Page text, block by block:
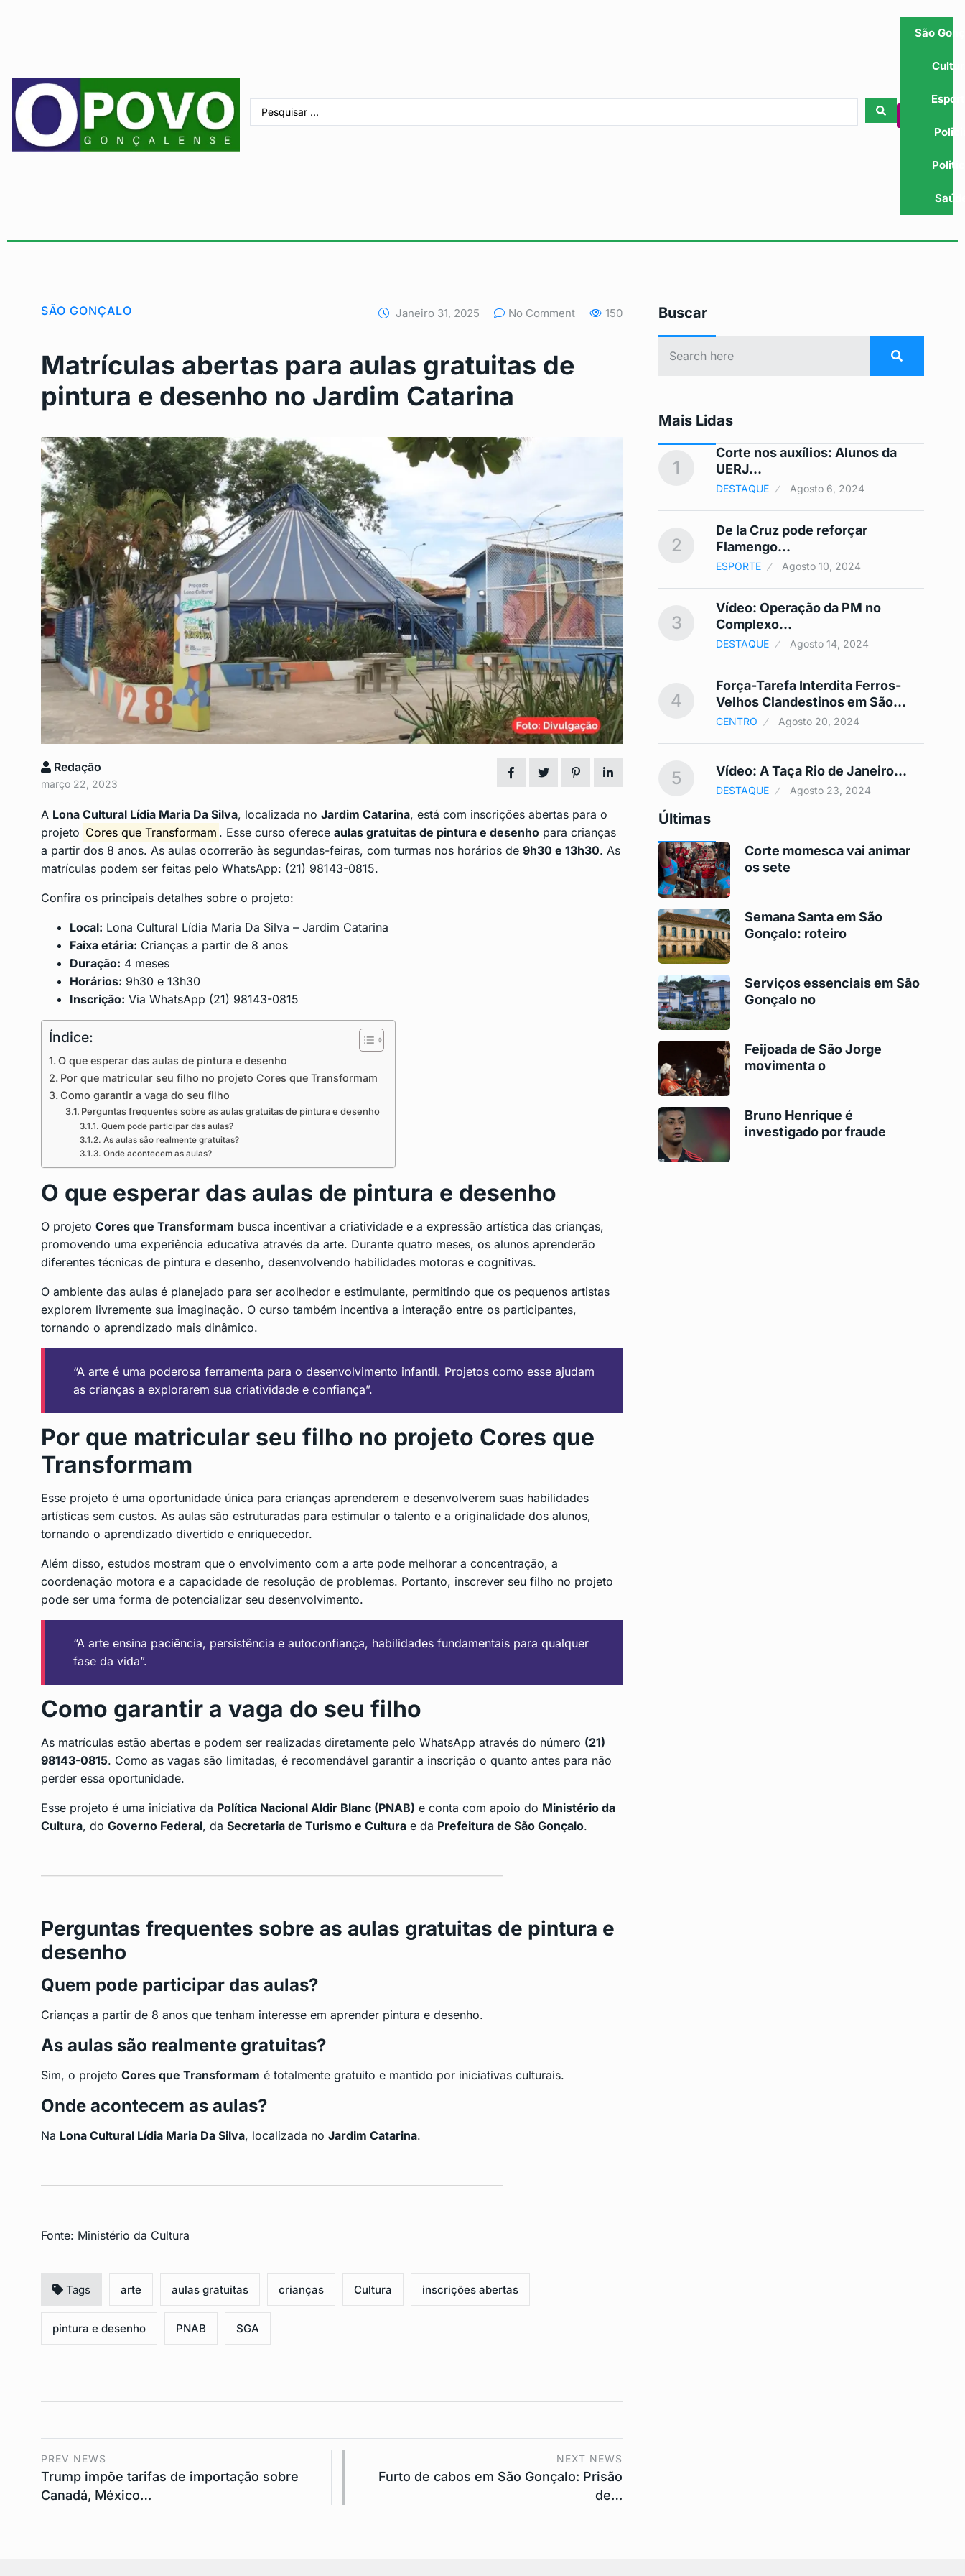
São
SÃO GONÇALO Janeiro 31, 2025 No Comment 150
Matrículas abertas para aulas gratuitas de
pintura e desenho no Jardim Catarina
Redação
março 22, 2023
A Lona Cultural Lídia Maria Da Silva, localizada no Jardim Catarina, está com inscrições abertas para o
projeto Cores que Transformam . Esse curso ofereceaulas gratuitas de pintura e desenho para crianças
a partir dos 8 anos. As aulas ocorrerão às segundas-feiras, com turmas nos horários de 9h30 e 13h30. As
matrículas podem ser feitas pelo WhatsApp: (21) 98143-0815.
Confira os principais detalhes sobre o projeto:
Local: Lona Cultural Lídia Maria Da Silva – Jardim Catarina
Faixa etária: Crianças a partir de 8 anos
Duração: 4 meses
Horários: 9h30 e 13h30
Inscrição: Via WhatsApp (21) 98143-0815
Índice:
O que esperar das aulas de pintura e desenho
Por que matricular seu filho no projeto Cores que Transformam
Como garantir a vaga do seu filho
Perguntas frequentes sobre as aulas gratuitas de pintura e desenho
Quem pode participar das aulas?
As aulas são realmente gratuitas?
Onde acontecem as aulas?
O que esperar das aulas de pintura e desenho
O projeto Cores que Transformam busca incentivar a criatividade e a expressão artística das crianças,
promovendo uma experiência educativa através da arte. Durante quatro meses, os alunos aprenderão
diferentes técnicas de pintura e desenho, desenvolvendo habilidades motoras e cognitivas.
O ambiente das aulas é planejado para ser acolhedor e estimulante, permitindo que os pequenos artistas
explorem livremente sua imaginação. O curso também incentiva a interação entre os participantes,
tornando o aprendizado mais dinâmico.
“A arte é uma poderosa ferramenta para o desenvolvimento infantil. Projetos como esse ajudam
as crianças a explorarem sua criatividade e confiança”.
Por que matricular seu filho no projeto Cores que
Transformam
Esse projeto é uma oportunidade única para crianças aprenderem e desenvolverem suas habilidades
artísticas sem custos. As aulas são estruturadas para estimular o talento e a originalidade dos alunos,
tornando o aprendizado divertido e enriquecedor.
Além disso, estudos mostram que o envolvimento com a arte pode melhorar a concentração, a
coordenação motora e a capacidade de resolução de problemas. Portanto, inscrever seu filho no projeto
pode ser uma forma de potencializar seu desenvolvimento.
“A arte ensina paciência, persistência e autoconfiança, habilidades fundamentais para qualquer
fase da vida”.
Como garantir a vaga do seu filho
As matrículas estão abertas e podem ser realizadas diretamente pelo WhatsApp através do número (21)
98143-0815. Como as vagas são limitadas, é recomendável garantir a inscrição o quanto antes para não
perder essa oportunidade.
Esse projeto é uma iniciativa da Política Nacional Aldir Blanc (PNAB) e conta com apoio do Ministério da
Cultura, do Governo Federal, da Secretaria de Turismo e Cultura e da Prefeitura de São Gonçalo.
Perguntas frequentes sobre as aulas gratuitas de pintura e
desenho
Quem pode participar das aulas?
Crianças a partir de 8 anos que tenham interesse em aprender pintura e desenho.
As aulas são realmente gratuitas?
Sim, o projeto Cores que Transformam é totalmente gratuito e mantido por iniciativas culturais.
Onde acontecem as aulas?
Na Lona Cultural Lídia Maria Da Silva, localizada no Jardim Catarina.
Fonte: Ministério da Cultura
Tags arte aulas gratuitas crianças Cultura inscrições abertas
pintura e desenho PNAB SGA
PREV NEWS
Trump impõe tarifas de importação sobre
Canadá, México…
NEXT NEWS
Furto de cabos em São Gonçalo: Prisão
de…
Buscar
Mais Lidas
6
Bolsa Família: Caixa paga
benefício para…
BRASIL Agosto 28, 2024
7
Como Fazer Espetinho de
Camarão na…
DESTAQUE Setembro 3, 2024
8
Diogo Nogueira e Orquestra Ouro
Preto:…
CULTURA Setembro 6, 2024
9
Incêndio atinge prédio
residencial em Icaraí,…
CENTRO Setembro 11, 2024
11
Gabigol no Bahia? Everton
Ribeiro sugere…
12 Onda de Calor Atinge o Brasil:…
BRASIL Setembro 25, 2024
13
Terras indígenas e fazendas
concentram área…
BRASIL Setembro 30, 2024
14
Castro assina acordo para
retomada das…
CENTRO Outubro 3, 2024
Apoiadores de Marçal criticam
Bolsonaro nas…
1
Corte nos auxílios: Alunos da
UERJ…
DESTAQUE Agosto 6, 2024
2
De la Cruz pode reforçar
Flamengo…
ESPORTE Agosto 10, 2024
3
Vídeo: Operação da PM no
Complexo…
DESTAQUE Agosto 14, 2024
4
Força-Tarefa Interdita Ferros-
Velhos Clandestinos em São…
CENTRO Agosto 20, 2024
5 Vídeo: A Taça Rio de Janeiro…
DESTAQUE Agosto 23, 2024
Últimas
Corte momesca vai animar
os sete
Semana Santa em São
Gonçalo: roteiro
Serviços essenciais em São
Gonçalo no
Feijoada de São Jorge
movimenta o
Bruno Henrique é
investigado por fraude